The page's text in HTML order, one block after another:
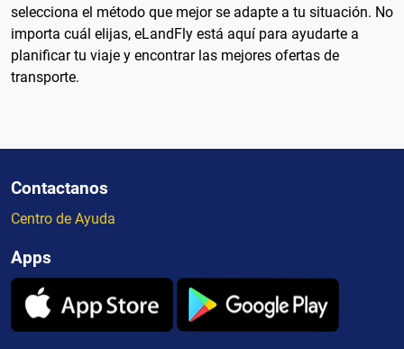
selecciona el método que mejor se adapte a tu situación. No
importa cuál elijas, eLandFly está aquí para ayudarte a
planificar tu viaje y encontrar las mejores ofertas de
transporte.
Contactanos
Centro de Ayuda
Apps